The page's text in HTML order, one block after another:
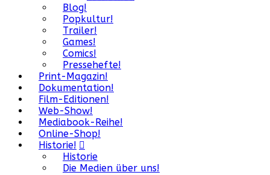
Blog!
Popkultur!
Trailer!
Games!
Comics!
Pressehefte!
Print-Magazin!
Dokumentation!
Film-Editionen!
Web-Show!
Mediabook-Reihe!
Online-Shop!
Historie!
Historie
Die Medien über uns!